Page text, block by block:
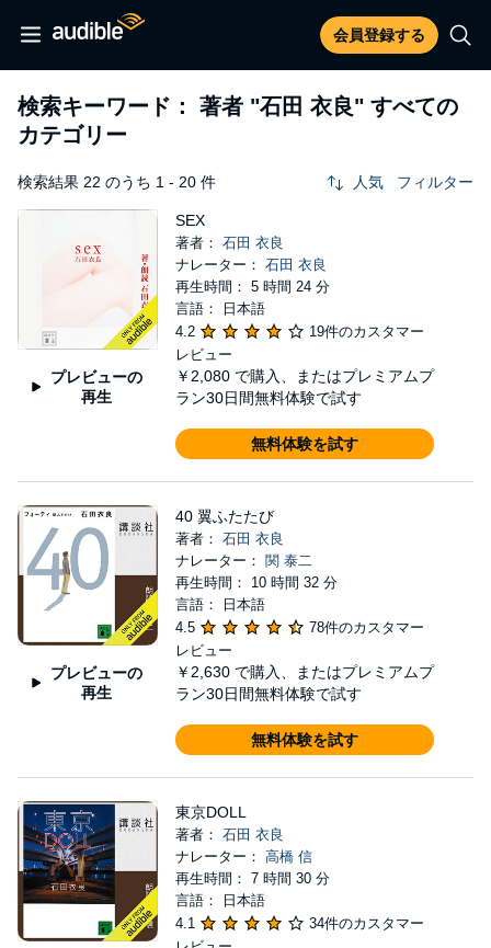
会員登録する
検索キーワード： 著者 "石田 衣良" すべての
カテゴリー
検索結果 22 のうち 1 - 20 件 人気 フィルター
プレビューの
再生
SEX
著者： 石田 衣良
ナレーター： 石田 衣良
再生時間： 5 時間 24 分
言語： 日本語
4.2
19件のカスタマー
レビュー
￥2,080 で購入、またはプレミアムプ
ラン30日間無料体験で試す
無料体験を試す
プレビューの
再生
40 翼ふたたび
著者： 石田 衣良
ナレーター： 関 泰二
再生時間： 10 時間 32 分
言語： 日本語
4.5
78件のカスタマー
レビュー
￥2,630 で購入、またはプレミアムプ
ラン30日間無料体験で試す
無料体験を試す
東京DOLL
著者： 石田 衣良
ナレーター： 高橋 信
再生時間： 7 時間 30 分
言語： 日本語
4.1
34件のカスタマー